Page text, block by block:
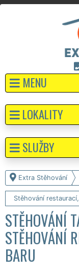
MENU
Extra Stěhování
Stěhování
STĚHOVÁNÍ
STĚHOVÁNÍ
BARU
LOKALITY
SLUŽBY